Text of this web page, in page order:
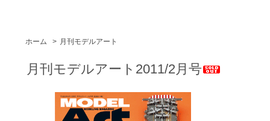
ホーム > 月刊モデルアート
月刊モデルアート2011/2月号